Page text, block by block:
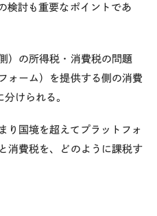
検討も重要なポイントであ
）の所得税・消費税の問題
ォーム）を提供する側の消費
けられる。
り国境を超えてプラットフォ
消費税を、どのように課税す